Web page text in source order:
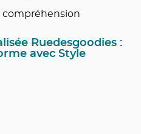
compréhension
Ruedesgoodies :
avec Style